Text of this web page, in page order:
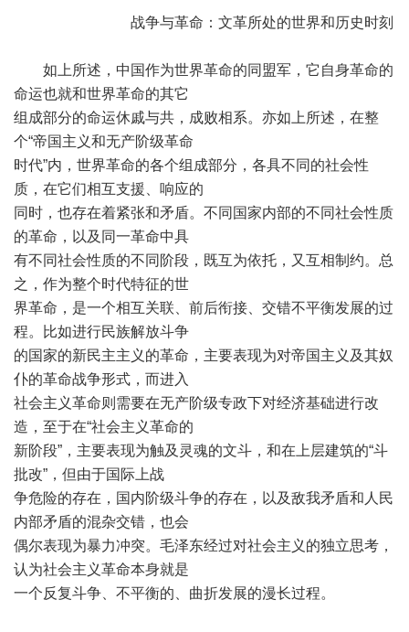
战争与革命：文革所处的世界和历史时刻
如上所述，中国作为世界革命的同盟军，它自身革命的
命运也就和世界革命的其它
组成部分的命运休戚与共，成败相系。亦如上所述，在整
个“帝国主义和无产阶级革命
时代”内，世界革命的各个组成部分，各具不同的社会性
质，在它们相互支援、响应的
同时，也存在着紧张和矛盾。不同国家内部的不同社会性质
的革命，以及同一革命中具
有不同社会性质的不同阶段，既互为依托，又互相制约。总
之，作为整个时代特征的世
界革命，是一个相互关联、前后衔接、交错不平衡发展的过
程。比如进行民族解放斗争
的国家的新民主主义的革命，主要表现为对帝国主义及其奴
仆的革命战争形式，而进入
社会主义革命则需要在无产阶级专政下对经济基础进行改
造，至于在“社会主义革命的
新阶段”，主要表现为触及灵魂的文斗，和在上层建筑的“斗
批改”，但由于国际上战
争危险的存在，国内阶级斗争的存在，以及敌我矛盾和人民
内部矛盾的混杂交错，也会
偶尔表现为暴力冲突。毛泽东经过对社会主义的独立思考，
认为社会主义革命本身就是
一个反复斗争、不平衡的、曲折发展的漫长过程。